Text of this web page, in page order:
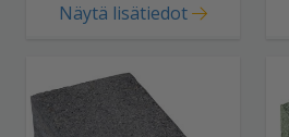
Näytä lisätiedot